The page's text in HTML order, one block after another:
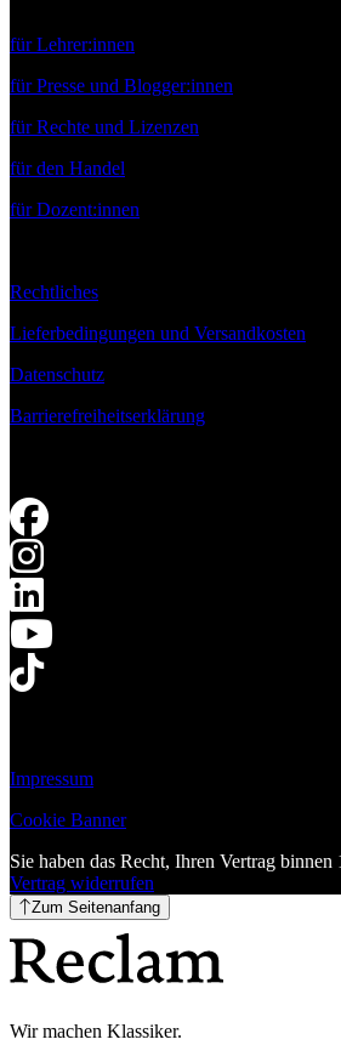
für Lehrer:innen
für Presse und Blogger:innen
für Rechte und Lizenzen
für den Handel
für Dozent:innen
Rechtliches
Lieferbedingungen und Versandkosten
Datenschutz
Barrierefreiheitserklärung
Impressum
Cookie Banner
Sie haben das Recht, Ihren Vertrag
Vertrag widerrufen
Zum Seitenanfang
Wir machen Klassiker.